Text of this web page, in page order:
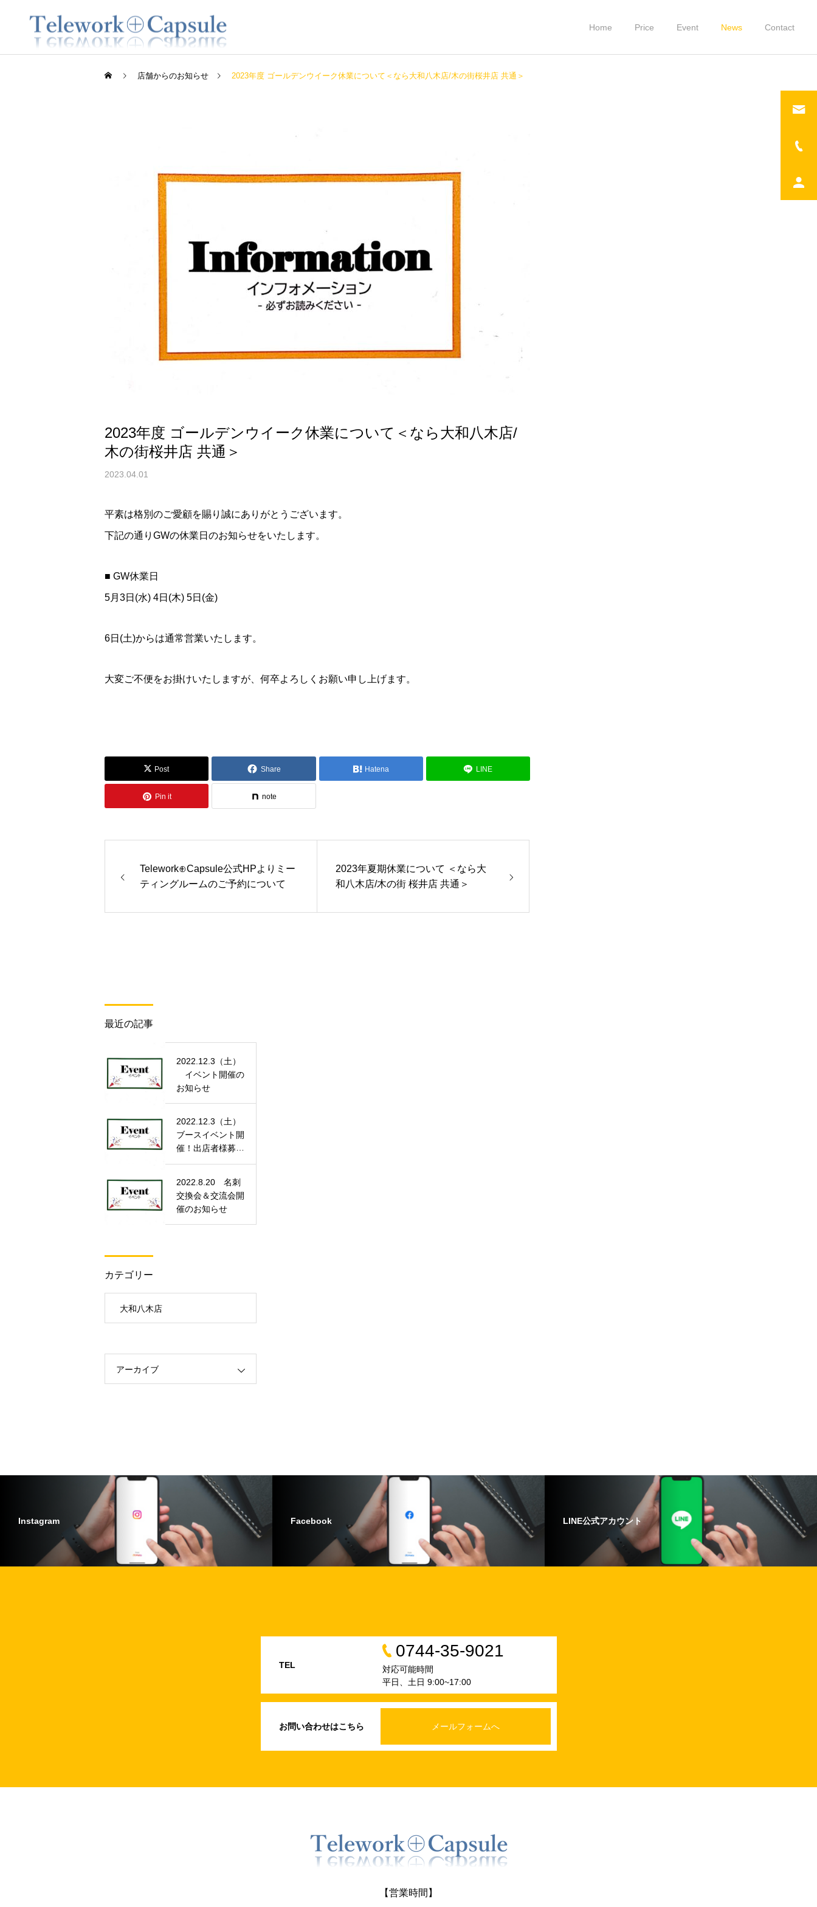
Home Price Event News Contact
2022.12.3（土） イベン
ト開催のお知らせ
2022.12.3（土）ブースイ
2022.8.20 名刺交換会＆
交流会開催のお知らせ
ブースイベント開催！出店
店舗からのお知らせ 2023年度 ゴールデンウイーク休業について＜なら大和八木店/木の街桜井店 共通＞
2023年度 ゴールデンウイーク休業について＜なら大和八木店/
木の街桜井店 共通＞
2023.04.01
平素は格別のご愛顧を賜り誠にありがとうございます。
下記の通りGWの休業日のお知らせをいたします。
■ GW休業日
5月3日(水) 4日(木) 5日(金)
6日(土)からは通常営業いたします。
大変ご不便をお掛けいたしますが、何卒よろしくお願い申し上げます。
Post Share Hatena LINE
Pin it note
Telework⊕Capsule公式HPよりミー
ティングルームのご予約について
2023年夏期休業について ＜なら大
和八木店/木の街 桜井店 共通＞
最近の記事
2022.12.3（土）
イベント開催の
お知らせ
2022.12.3（土）
ブースイベント開
催！出店者様募
2022.8.20 名刺
交換会＆交流会開
催のお知らせ
カテゴリー
大和八木店
アーカイブ
Instagram Facebook LINE公式アカウント
お問い合わせはこちら メールフォームへ
TEL
0744-35-9021
対応可能時間
平日、土日 9:00~17:00
【営業時間】